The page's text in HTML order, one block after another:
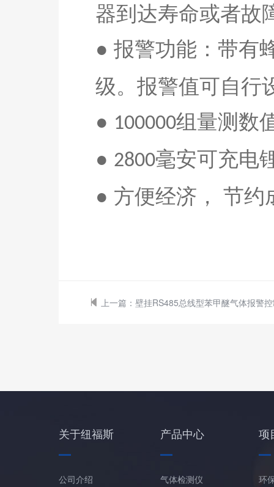
器到达寿命或者故
● 报警功能：带有
级。报警值可自行
● 100000组量测数
● 2800毫安可充电
● 方便经济， 节约
上一篇： 壁挂RS485总线型苯甲醚气体报警
关于纽福斯
公司介绍
产品中心
气体检测仪
项
环